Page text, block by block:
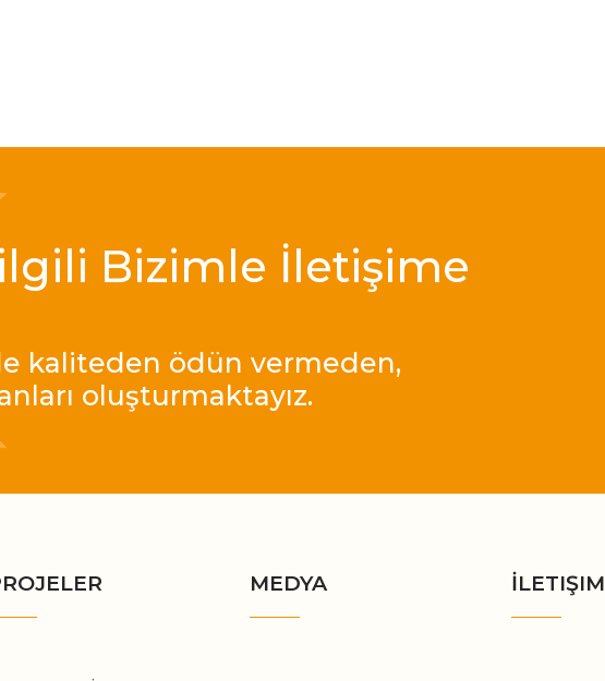
Bizimle İletişime
kaliteden ödün vermeden,
oluşturmaktayız.
MEDYA İLETIŞIM